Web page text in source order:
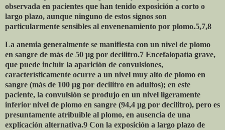
observada en pacientes que han tenido exposición a corto o
largo plazo, aunque ninguno de estos signos son
particularmente sensibles al envenenamiento por plomo.5,7,8
La anemia generalmente se manifiesta con un nivel de plomo
en sangre de más de 50 μg por decilitro.7 Encefalopatía grave,
que puede incluir la aparición de convulsiones,
característicamente ocurre a un nivel muy alto de plomo en
sangre (más de 100 μg por decilitro en adultos); en este
paciente, la convulsión se produjo en un nivel ligeramente
inferior nivel de plomo en sangre (94,4 μg por decilitro), pero es
presuntamente atribuible al plomo, en ausencia de una
explicación alternativa.9 Con la exposición a largo plazo de